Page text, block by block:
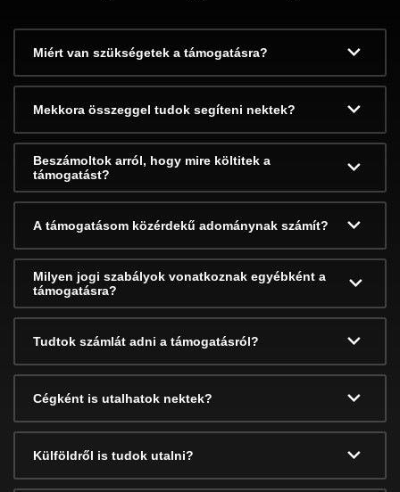
Miért van szükségetek a támogatásra?
Mekkora összeggel tudok segíteni nektek?
Beszámoltok arról, hogy mire költitek a
támogatást?
A támogatásom közérdekű adománynak számít?
Milyen jogi szabályok vonatkoznak egyébként a
támogatásra?
Tudtok számlát adni a támogatásról?
Cégként is utalhatok nektek?
Külföldről is tudok utalni?